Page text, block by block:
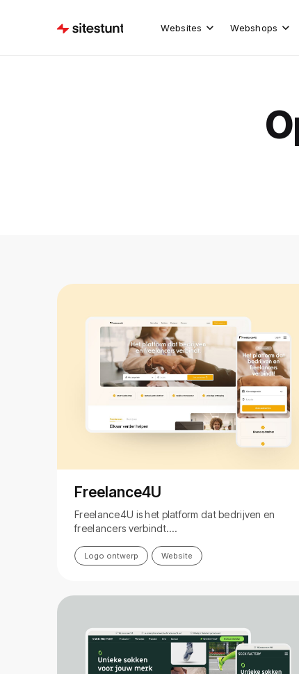
Websites Webshops
Freelance4U
Freelance4U is het platform dat bedrijven en
freelancers verbindt.…
Logo ontwerp Website